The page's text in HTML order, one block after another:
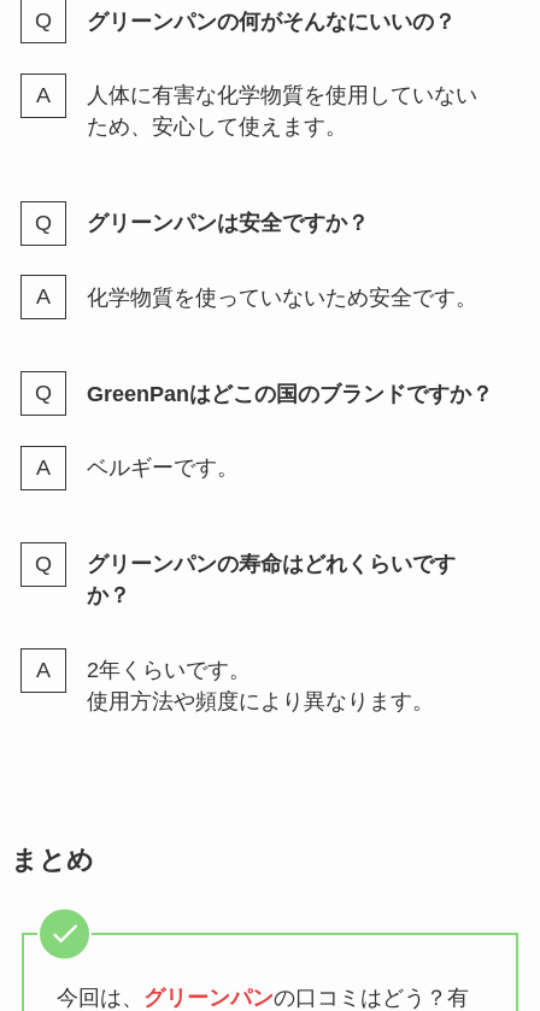
リキッド・タブレットの効果の口
ミライスピーカーの構造は？高齢
エンゼルパイ販売終了？売ってな
法や注意点・メリットやデメリッ
グリーンパンの何がそんなにいいの？
人体に有害な化学物質を使用していない
ため、安心して使えます。
グリーンパンは安全ですか？
化学物質を使っていないため安全です。
GreenPanはどこの国のブランドですか？
ベルギーです。
グリーンパンの寿命はどれくらいです
か？
2年くらいです。
使用方法や頻度により異なります。
まとめ
今回は、 グリーンパンの口コミはどう？有